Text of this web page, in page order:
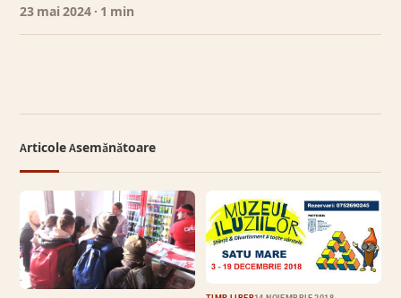
23 mai 2024 · 1 min
Articole Asemănătoare